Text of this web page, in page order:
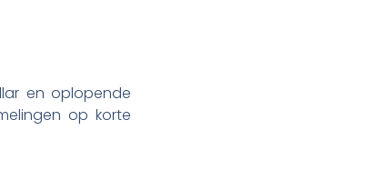
en oplopende
op korte